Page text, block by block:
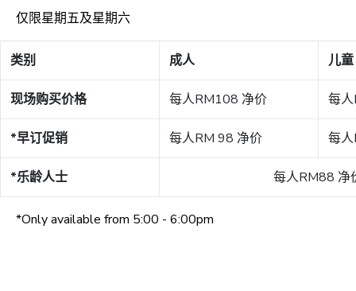
仅限星期五及星期六
类别 成人 儿
现场购买价格 每人RM108 净价 每
*早订促销​ 每人RM 98 净价 每
*乐龄人士 每人RM88 净
*Only available from 5:00 - 6:00pm​